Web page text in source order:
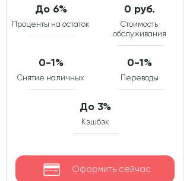
До 6%
Проценты на остаток
0 руб.
Стоимость
обслуживания
0-1%
Снятие наличных
0-1%
Переводы
До 3%
Кэшбэк
Оформить сейчас